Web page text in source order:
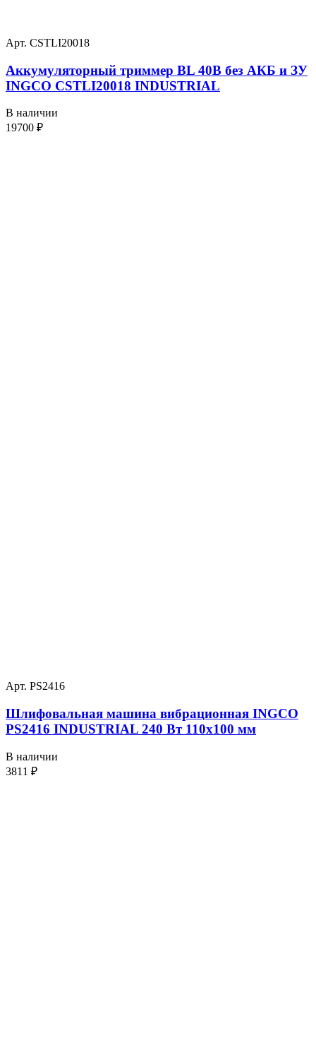
Арт. CSTLI20018
Аккумуляторный триммер BL 40В без АКБ и ЗУ
INGCO CSTLI20018 INDUSTRIAL
В наличии
19700 ₽
Арт. PS2416
Шлифовальная машина вибрационная INGCO
PS2416 INDUSTRIAL 240 Вт 110х100 мм
В наличии
3811 ₽